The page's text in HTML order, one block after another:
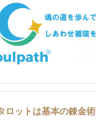
ロットは基本の錬金